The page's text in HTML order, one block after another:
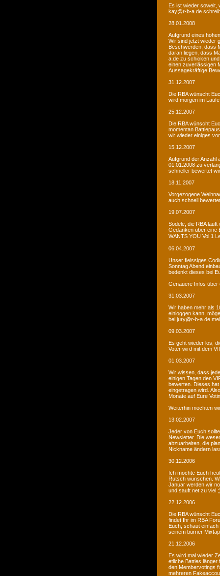
Es ist wieder soweit,
kay@r-b-a.de
28.01.2008
Aufgrund eines
Wir sind jetzt wieder
Beschwerden, dass
daran liegen, dass
a.de zu schicken
einen zuverlässigen
Aussagekräftige
31.12.2007
Die RBA wünscht
wird morgen im
25.12.2007
Die RBA wünscht
momentan
wir wieder einiges
15.12.2007
Aufgrund der Anzahl
01.01.2008 zu
schneller bewertet
18.11.2007
Vorgezogene
auch schnell
19.07.2007
Sodele, die RBA
Gedanken über eine
WANTS YOU Vol.1
06.04.2007
Unser fleissiges
Sonntag Abend
bedenkt dieses bei
Genauere Infos über
31.03.2007
Wir haben mehr als
einloggen kann,
bei jury@r-b-a.de
09.03.2007
Es geht wieder los,
Voter wird mit dem
01.03.2007
Wir wissen, dass
einigen Tagen den
bewerten. Dieses
eingetragen wird.
Monate auf Eure
Weiterhin möchten
13.02.2007
Jeder von Euch
Newsletter. Die
abzuarbeiten, die
Nickname ändern
30.12.2006
Ich möchte Euch
Rutsch wünschen.
Januar werden wir
und sauft net zu viel
22.12.2006
Die RBA wünscht
findet Ihr im RBA
Euch, schaut einfach
seinem burner
21.12.2006
Es wird mal wieder
etliche Battles länger
den Membervotings
mehreren